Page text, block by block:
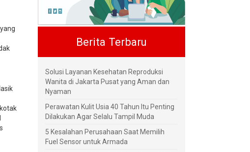
Berita Terbaru
Solusi Layanan Kesehatan Reproduksi
Wanita di Jakarta Pusat yang Aman dan
Nyaman
Perawatan Kulit Usia 40 Tahun Itu Penting
Dilakukan Agar Selalu Tampil Muda
5 Kesalahan Perusahaan Saat Memilih
Fuel Sensor untuk Armada